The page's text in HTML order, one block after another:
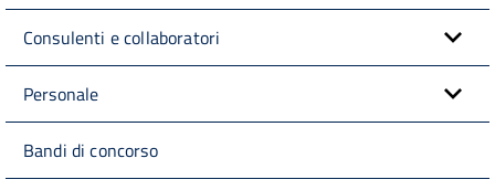
Consulenti e collaboratori
Personale
Bandi di concorso